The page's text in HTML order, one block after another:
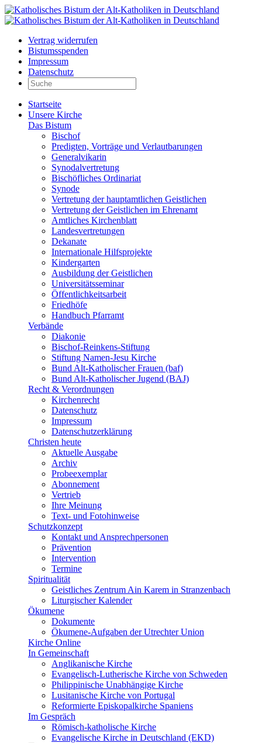
Vertrag widerrufen
Bistumsspenden
Impressum
Datenschutz
Startseite
Unsere Kirche
Das Bistum
Bischof
Predigten, Vorträge und Verlautbarungen
Generalvikarin
Synodalvertretung
Bischöfliches Ordinariat
Synode
Vertretung der hauptamtlichen Geistlichen
Vertretung der Geistlichen im Ehrenamt
Amtliches Kirchenblatt
Landesvertretungen
Dekanate
Internationale Hilfsprojekte
Kindergarten
Ausbildung der Geistlichen
Universitätsseminar
Öffentlichkeitsarbeit
Friedhöfe
Handbuch Pfarramt
Verbände
Diakonie
Bischof-Reinkens-Stiftung
Stiftung Namen-Jesu Kirche
Bund Alt-Katholischer Frauen (baf)
Bund Alt-Katholischer Jugend (BAJ)
Recht & Verordnungen
Kirchenrecht
Datenschutz
Impressum
Datenschutzerklärung
Christen heute
Aktuelle Ausgabe
Archiv
Probeexemplar
Abonnement
Vertrieb
Ihre Meinung
Text- und Fotohinweise
Schutzkonzept
Kontakt und Ansprechpersonen
Prävention
Intervention
Termine
Spiritualität
Geistliches Zentrum Ain Karem in Stranzenbach
Liturgischer Kalender
Ökumene
Dokumente
Ökumene-Aufgaben der Utrechter Union
Kirche Online
In Gemeinschaft
Anglikanische Kirche
Evangelisch-Lutherische Kirche von Schweden
Philippinische Unabhängige Kirche
Lusitanische Kirche von Portugal
Reformierte Episkopalkirche Spaniens
Im Gespräch
Römisch-katholische Kirche
Evangelische Kirche in Deutschland (EKD)